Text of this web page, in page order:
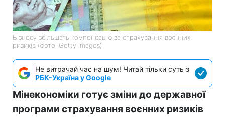
Бізнесу збільшать компенсацію за страхування воєнних
ризиків (фото: Getty Images)
Не витрачай час на шум! Читай тільки суть з
РБК-Україна у Google
Мінекономіки готує зміни до державної
програми страхування воєнних ризиків